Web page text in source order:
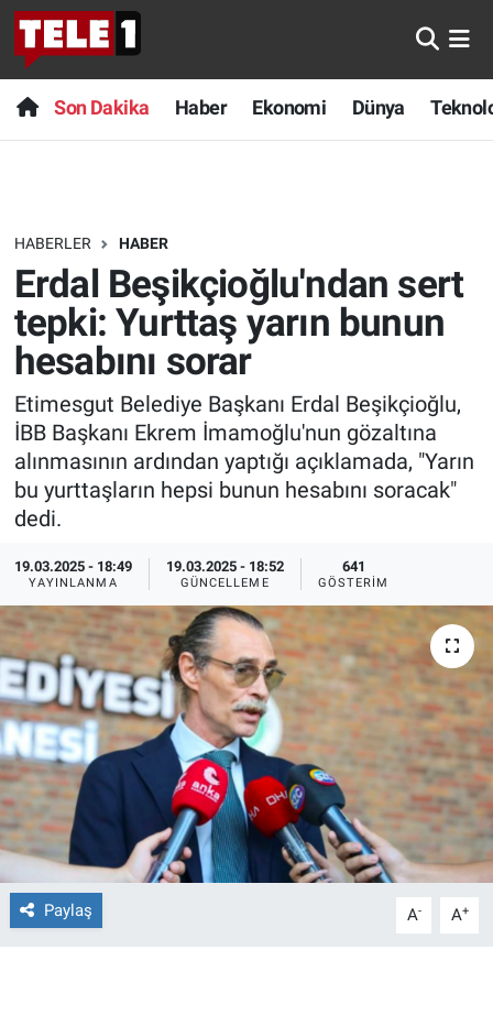
Son Dakika Haber Ekonomi Dünya
HABERLER HABER
Erdal Beşikçioğlu'ndan sert
tepki: Yurttaş yarın bunun
hesabını sorar
Etimesgut Belediye Başkanı Erdal Beşikçioğlu,
İBB Başkanı Ekrem İmamoğlu'nun gözaltına
alınmasının ardından yaptığı açıklamada, "Yarın
bu yurttaşların hepsi bunun hesabını soracak"
dedi.
19.03.2025 - 18:49
YAYINLANMA
19.03.2025 - 18:52
GÜNCELLEME
641
GÖSTERIM
Paylaş A- A+
Anında Manşet
Başka Sohbetler
Bilim turu
Bilim ve Teknoloji Evreni
Doğa Konuşuyor
Dünya
Ege Saati
Ege'den Esintiler
Eğitim
Eğlence
Ekonomi
Forum
Gerçeğin İzinde
Gün Başlıyor
Gün Bitiyor
Son Dakika
Haber
Dünya
Teknoloji
Sağlık
Spor
Yayın Akışı
İletişim
Nöbetçi Eczaneler
Hava Durumu
Trafik Durumu
Süper Lig Puan Durumu ve Fikstür
Tüm Manşetler
Son Dakika Haberleri
Haber Arşivi